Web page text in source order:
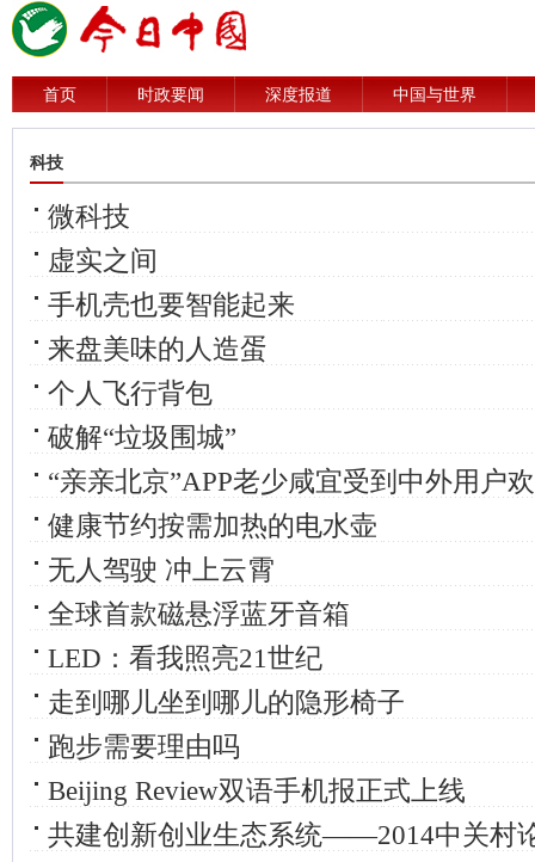
首页 时政要闻 深度报道 中国与世界
科技
微科技
虚实之间
手机壳也要智能起来
来盘美味的人造蛋
个人飞行背包
破解“垃圾围城”
“亲亲北京”APP老少咸宜受到中外用户
健康节约按需加热的电水壶
无人驾驶 冲上云霄
全球首款磁悬浮蓝牙音箱
LED：看我照亮21世纪
走到哪儿坐到哪儿的隐形椅子
跑步需要理由吗
Beijing Review双语手机报正式上线
共建创新创业生态系统——2014中关村